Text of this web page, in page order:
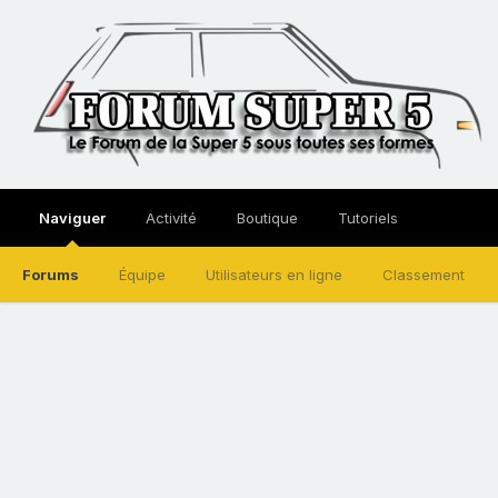
Naviguer
Forums Équipe Utilisateurs en ligne Classement
Activité Boutique Tutoriels